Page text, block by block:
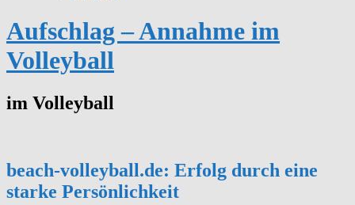
Aufschlag – Annahme im
Volleyball
im Volleyball
beach-volleyball.de: Erfolg durch eine
starke Persönlichkeit